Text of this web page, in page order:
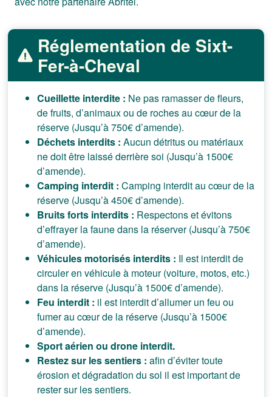
Réglementation de Sixt-
Fer-à-Cheval
Cueillette interdite : Ne pas ramasser de fleurs,
de fruits, d’animaux ou de roches au cœur de la
réserve (Jusqu’à 750€ d’amende).
Déchets interdits : Aucun détritus ou matériaux
ne doit être laissé derrière soi (Jusqu’à 1500€
d’amende).
Camping interdit : Camping interdit au cœur de la
réserve (Jusqu’à 450€ d’amende).
Bruits forts interdits : Respectons et évitons
d’effrayer la faune dans la réserver (Jusqu’à 750€
d’amende).
Véhicules motorisés interdits : Il est interdit de
circuler en véhicule à moteur (voiture, motos, etc.)
dans la réserve (Jusqu’à 1500€ d’amende).
Feu interdit : il est interdit d’allumer un feu ou
fumer au cœur de la réserve (Jusqu’à 1500€
d’amende).
Sport aérien ou drone interdit.
Restez sur les sentiers : afin d’éviter toute
érosion et dégradation du sol il est important de
rester sur les sentiers.